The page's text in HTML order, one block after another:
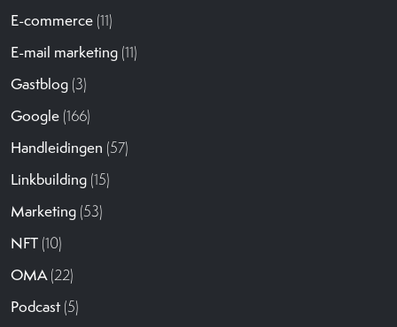
E-commerce (11)
E-mail marketing (11)
Gastblog (3)
Google (166)
Handleidingen (57)
Linkbuilding (15)
Marketing (53)
NFT (10)
OMA(22)
Podcast (5)